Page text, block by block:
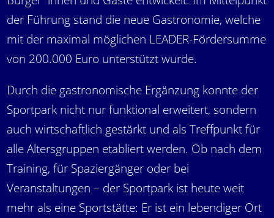
der Führung stand die neue Gastronomie, welche
mit der maximal möglichen LEADER-Fördersumme
von 200.000 Euro unterstützt wurde.
Durch die gastronomische Ergänzung konnte der
Sportpark nicht nur funktional erweitert, sondern
auch wirtschaftlich gestärkt und als Treffpunkt für
alle Altersgruppen etabliert werden. Ob nach dem
Training, für Spaziergänger oder bei
Veranstaltungen – der Sportpark ist heute weit
mehr als eine Sportstätte: Er ist ein lebendiger Ort